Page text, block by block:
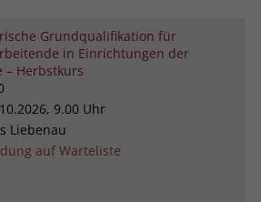
Grundqualifikation für
in Einrichtungen der
– Herbstkurs
9.00 Uhr
Liebenau
auf Warteliste